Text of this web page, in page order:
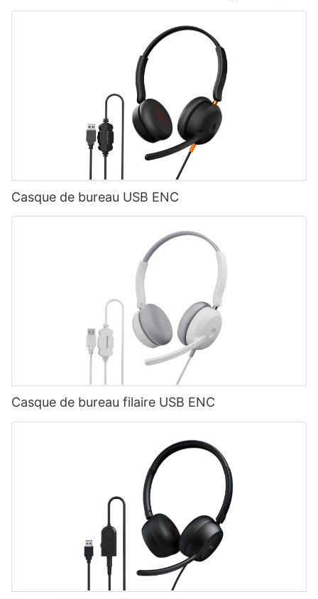
Casque de bureau USB ENC
Casque de bureau filaire USB ENC